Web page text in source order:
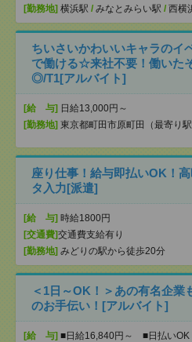
[勤務地] 横浜駅 / みなとみらい駅 / 西横
ちいさいかわいいキャラのイ
で働ける☆来社不要！働いた
◎/T1[アルバイト]
[給 与] 日給13,000円～
[勤務地] 東京都町田市原町田（最寄り駅
座り仕事！給与即払いOK！
タ入力[派遣]
[給 与] 時給1800円
[交通費]交通費支給有り
[勤務地] みどりの駅から徒歩20分
＜1日～OK！＞あの有名企業
のお手伝い！[アルバイト]
[給 与] ■日給16,840円～ ■日払い